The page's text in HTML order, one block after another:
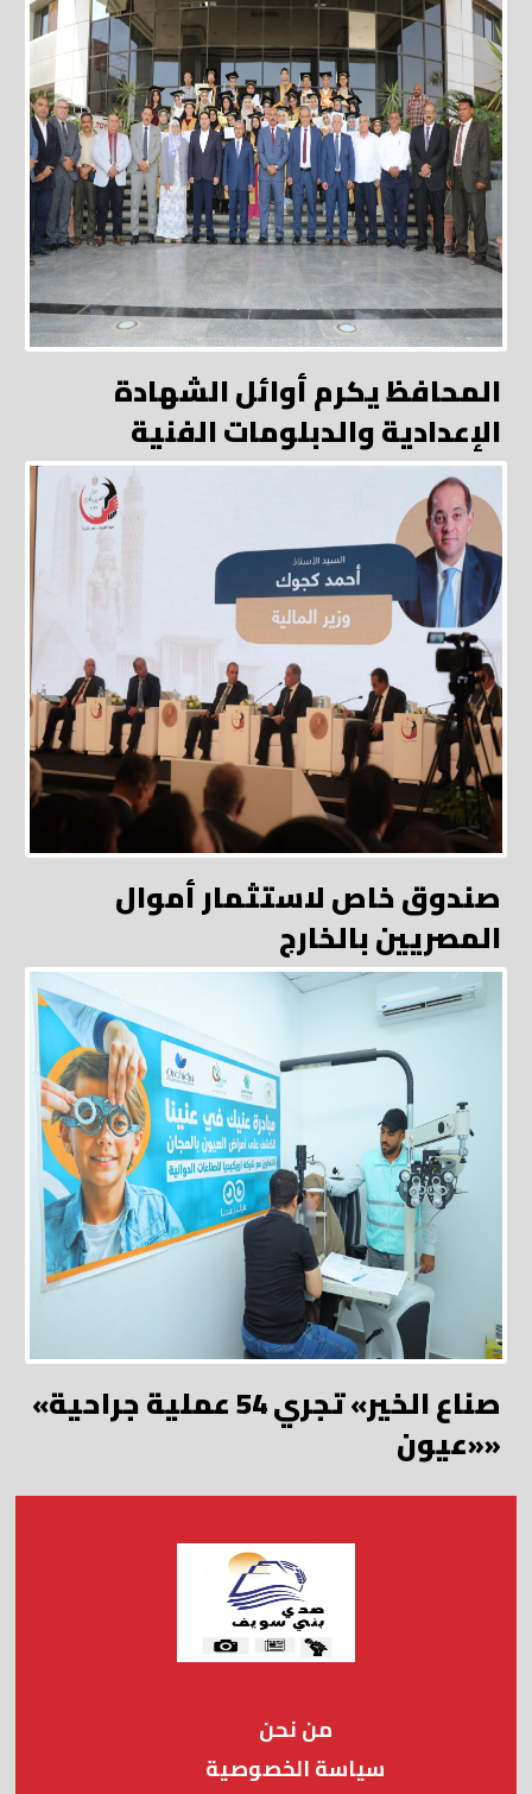
المحافظ يكرم أوائل الشهادة
الإعدادية والدبلومات الفنية
صندوق خاص لاستثمار أموال
المصريين بالخارج
«صناع الخير» تجري 54 عملية جراحية
«عيون»
من نحن
سياسة الخصوصية